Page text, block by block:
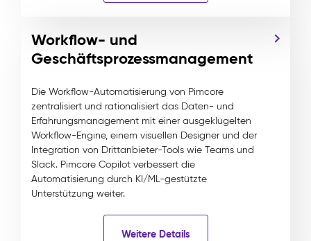
Workflow- und
Geschäftsprozessmanagement
Die Workflow-Automatisierung von Pimcore
zentralisiert und rationalisiert das Daten- und
Erfahrungsmanagement mit einer ausgeklügelten
Workflow-Engine, einem visuellen Designer und der
Integration von Drittanbieter-Tools wie Teams und
Slack. Pimcore Copilot verbessert die
Automatisierung durch KI/ML-gestützte
Unterstützung weiter.
Weitere Details